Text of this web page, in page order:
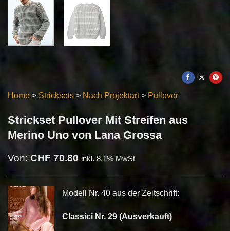
Home > Stricksets > Nach Projektart> Pullover
Strickset Pullover Mit Streifen aus
Merino Uno von Lana Grossa
Von: CHF 70.80 inkl. 8.1% MwSt
Modell Nr. 40 aus der Zeitschrift:
Classici Nr. 29 (Ausverkauft)